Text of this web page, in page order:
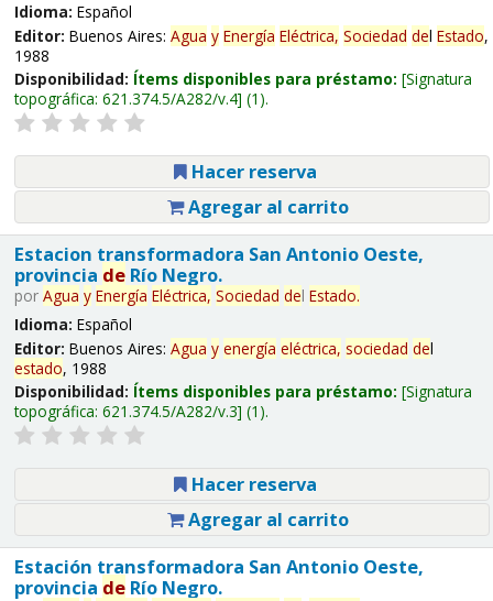
Idioma: Español
Editor: Buenos Aires: Agua y Energía Eléctrica, Sociedad del Estado,
1988
Disponibilidad: Ítems disponibles para préstamo: Signatura
topográfica: 621.374.5/A282/v.4 (1).
Hacer reserva
Agregar al carrito
Estacion transformadora San Antonio Oeste,
provincia deRío Negro.
por Agua y Energía Eléctrica, Sociedad del Estado.
Idioma: Español
Editor: Buenos Aires: Agua y energía eléctrica, sociedad del
estado, 1988
Disponibilidad: Ítems disponibles para préstamo: Signatura
topográfica: 621.374.5/A282/v.3 (1).
Hacer reserva
Agregar al carrito
Estación transformadora San Antonio Oeste,
provincia deRío Negro.